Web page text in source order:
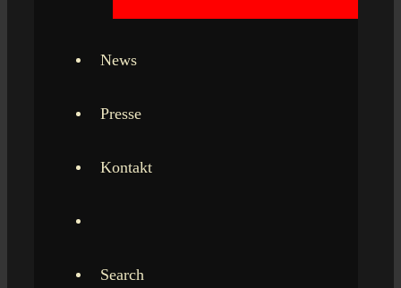
News
Presse
Kontakt
Search